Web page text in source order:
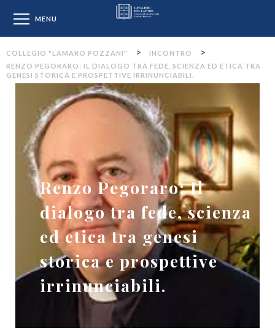
MENU
COLLEGIO "LAMARO POZZANI" > INCONTRO >
RENZO PEGORARO: IL DIALOGO TRA FEDE, SCIENZA ED ETICA TRA
GENESI STORICA E PROSPETTIVE IRRINUNCIABILI.
Renzo Pegoraro: Il
dialogo tra fede, scienza
ed etica tra genesi
storica e prospettive
irrinunciabili.